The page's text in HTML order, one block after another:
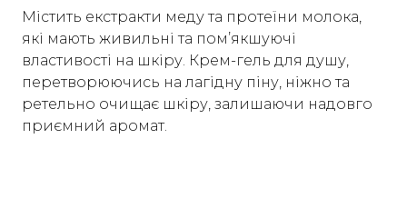
Містить екстракти меду та протеїни молока,
які мають живильні та пом’якшуючі
властивості на шкіру. Крем-гель для душу,
перетворюючись на лагідну піну, ніжно та
ретельно очищає шкіру, залишаючи надовго
приємний аромат.